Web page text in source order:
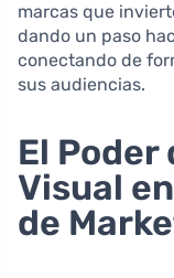
marcas que
dando un paso
conectando de
sus audiencias.
El
Visual
de